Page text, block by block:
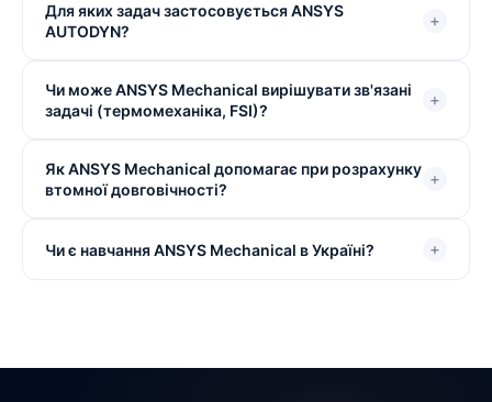
Для яких задач застосовується ANSYS
AUTODYN?
+
Чи може ANSYS Mechanical вирішувати зв'язані
задачі (термомеханіка, FSI)?
+
Як ANSYS Mechanical допомагає при розрахунку
втомної довговічності?
+
Чи є навчання ANSYS Mechanical в Україні? +